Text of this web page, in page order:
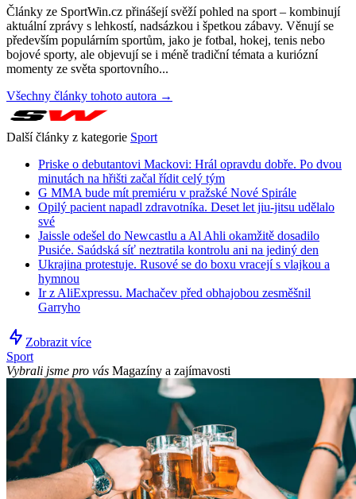
Články ze SportWin.cz přinášejí svěží pohled na sport – kombinují
aktuální zprávy s lehkostí, nadsázkou i špetkou zábavy. Věnují se
především populárním sportům, jako je fotbal, hokej, tenis nebo
bojové sporty, ale objevují se i méně tradiční témata a kuriózní
momenty ze světa sportovního...
Všechny články tohoto autora →
Další články z kategorie Sport
Priske o debutantovi Mackovi: Hrál opravdu dobře. Po dvou
minutách na hřišti začal řídit celý tým
G MMA bude mít premiéru v pražské Nové Spirále
Opilý pacient napadl zdravotníka. Deset let jiu-jitsu udělalo
své
Jaissle odešel do Newcastlu a Al Ahli okamžitě dosadilo
Pusiće. Saúdská síť neztratila kontrolu ani na jediný den
Ukrajina protestuje. Rusové se do boxu vracejí s vlajkou a
hymnou
Ir z AliExpressu. Machačev před obhajobou zesměšnil
Garryho
Zobrazit více
Sport
Vybrali jsme pro vás Magazíny a zajímavosti